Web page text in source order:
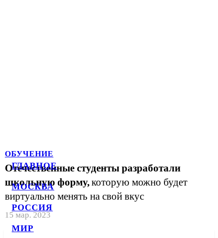
ГЛАВНОЕ
МОСКВА
РОССИЯ
МИР
ОБУЧЕНИЕ
Отечественные студенты разработали
школьную форму,которую можно будет
виртуально менять на свой вкус
15 мар. 2023